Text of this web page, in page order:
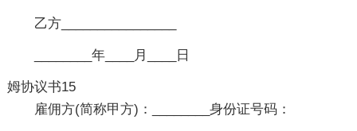
乙方________________
________年____月____日
姆协议书15
雇佣方(简称甲方)：________身份证号码：